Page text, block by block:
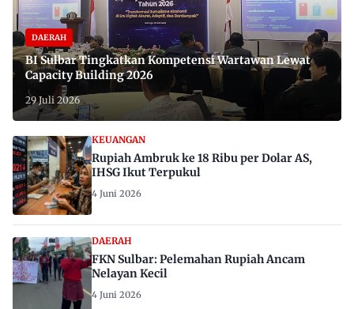
DAERAH
BI Sulbar Tingkatkan Kompetensi Wartawan Lewat
Capacity Building 2026
29 Juli 2026
KEUANGAN
Rupiah Ambruk ke 18 Ribu per Dolar AS,
IHSG Ikut Terpukul
4 Juni 2026
DAERAH
FKN Sulbar: Pelemahan Rupiah Ancam
Nelayan Kecil
4 Juni 2026